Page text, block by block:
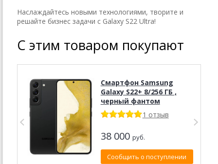
Наслаждайтесь новыми технологиями, творите и
решайте бизнес задачи с Galaxy S22 Ultra!
С этим товаром покупают
Смартфон Samsung
Galaxy S22+ 8/256 ГБ ,
черный фантом
1 отзыв
38 000 руб.
Сообщить о поступлении